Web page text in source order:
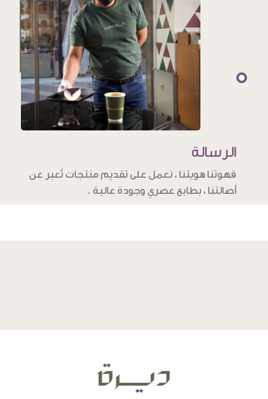
الرسالة
قهوتنا هويتنا ، نعمل على تقديم منتجات تُعبر عن
أصالتنا ، بطابع عصري وجودة عالية .